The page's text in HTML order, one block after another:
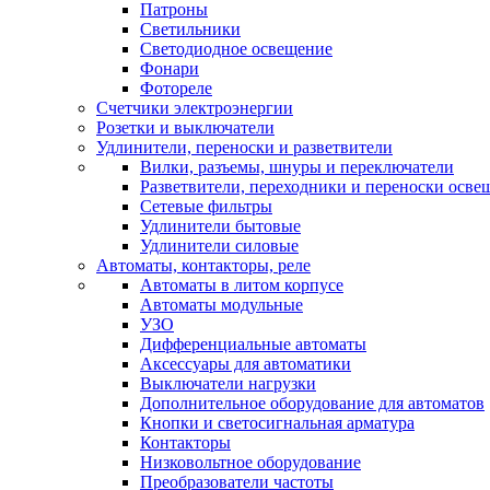
Патроны
Светильники
Светодиодное освещение
Фонари
Фотореле
Счетчики электроэнергии
Розетки и выключатели
Удлинители, переноски и разветвители
Вилки, разъемы, шнуры и переключатели
Разветвители, переходники и переноски
Сетевые фильтры
Удлинители бытовые
Удлинители силовые
Автоматы, контакторы, реле
Автоматы в литом корпусе
Автоматы модульные
УЗО
Дифференциальные автоматы
Аксессуары для автоматики
Выключатели нагрузки
Дополнительное оборудование для автоматов
Кнопки и светосигнальная арматура
Контакторы
Низковольтное оборудование
Преобразователи частоты